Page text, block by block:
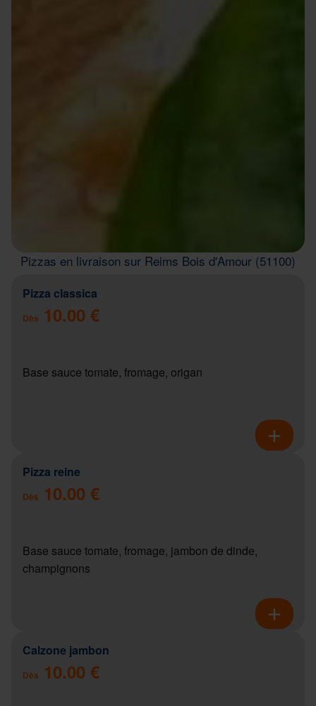
Pizzas en livraison sur Reims Bois d'Amour (51100)
Pizza classica
Dès 10.00 €
Base sauce tomate, fromage, origan
Pizza reine
Dès 10.00 €
Base sauce tomate, fromage, jambon de dinde,
champignons
Calzone jambon
Dès 10.00 €